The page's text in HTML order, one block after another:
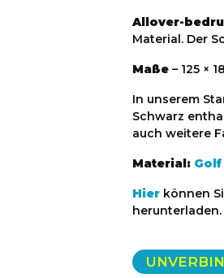
Allover-
Material. Der
Maße– 125 ×
In unserem
Schwarz
auch weitere
Material: Golf
Hierkönnen
herunterladen.